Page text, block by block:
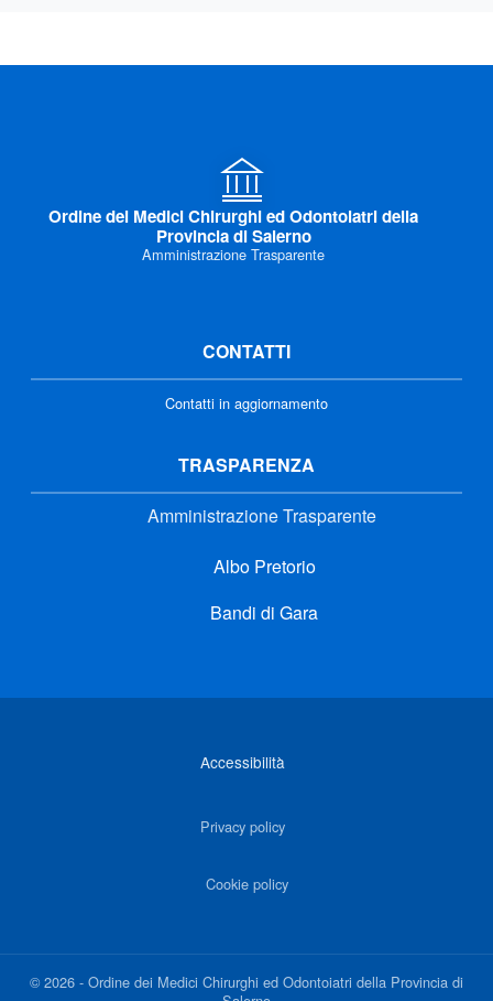
Ordine dei Medici Chirurghi ed Odontoiatri della
Provincia di Salerno
Amministrazione Trasparente
CONTATTI
Contatti in aggiornamento
TRASPARENZA
Amministrazione Trasparente
Albo Pretorio
Bandi di Gara
Accessibilità
Privacy policy
Cookie policy
©2026 - Ordine dei Medici Chirurghi ed Odontoiatri della Provincia di